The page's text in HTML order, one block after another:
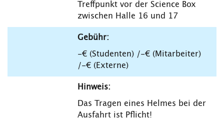
Treffpunkt vor der Science Box
zwischen Halle 16 und 17
Gebühr:
-€ (Studenten) /-€ (Mitarbeiter)
/-€ (Externe)
Hinweis:
Das Tragen eines Helmes bei der
Ausfahrt ist Pflicht!